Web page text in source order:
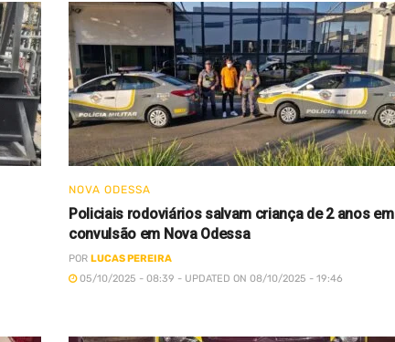
NOVA ODESSA
Policiais rodoviários salvam criança de 2 anos em
convulsão em Nova Odessa
POR LUCAS PEREIRA
05/10/2025 - 08:39 - UPDATED ON 08/10/2025 - 19:46